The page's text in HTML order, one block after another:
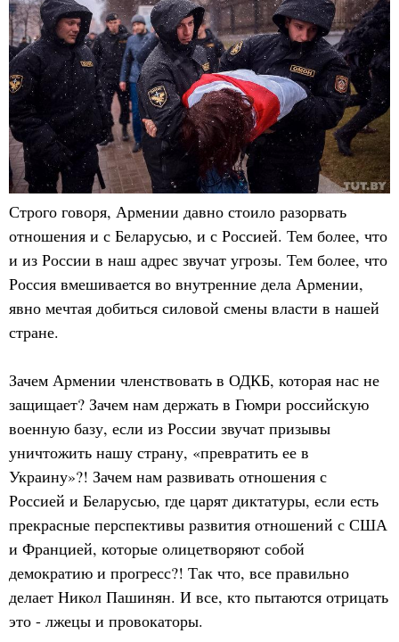
Строго говоря, Армении давно стоило разорвать
отношения и с Беларусью, и с Россией. Тем более, что
и из России в наш адрес звучат угрозы. Тем более, что
Россия вмешивается во внутренние дела Армении,
явно мечтая добиться силовой смены власти в нашей
стране.
Зачем Армении членствовать в ОДКБ, которая нас не
защищает? Зачем нам держать в Гюмри российскую
военную базу, если из России звучат призывы
уничтожить нашу страну, «превратить ее в
Украину»?! Зачем нам развивать отношения с
Россией и Беларусью, где царят диктатуры, если есть
прекрасные перспективы развития отношений с США
и Францией, которые олицетворяют собой
демократию и прогресс?! Так что, все правильно
делает Никол Пашинян. И все, кто пытаются отрицать
это - лжецы и провокаторы.